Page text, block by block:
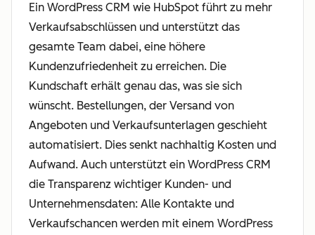
Ein WordPress CRM wie HubSpot führt zu mehr
Verkaufsabschlüssen und unterstützt das
gesamte Team dabei, eine höhere
Kundenzufriedenheit zu erreichen. Die
Kundschaft erhält genau das, was sie sich
wünscht. Bestellungen, der Versand von
Angeboten und Verkaufsunterlagen geschieht
automatisiert. Dies senkt nachhaltig Kosten und
Aufwand. Auch unterstützt ein WordPress CRM
die Transparenz wichtiger Kunden- und
Unternehmensdaten: Alle Kontakte und
Verkaufschancen werden mit einem WordPress